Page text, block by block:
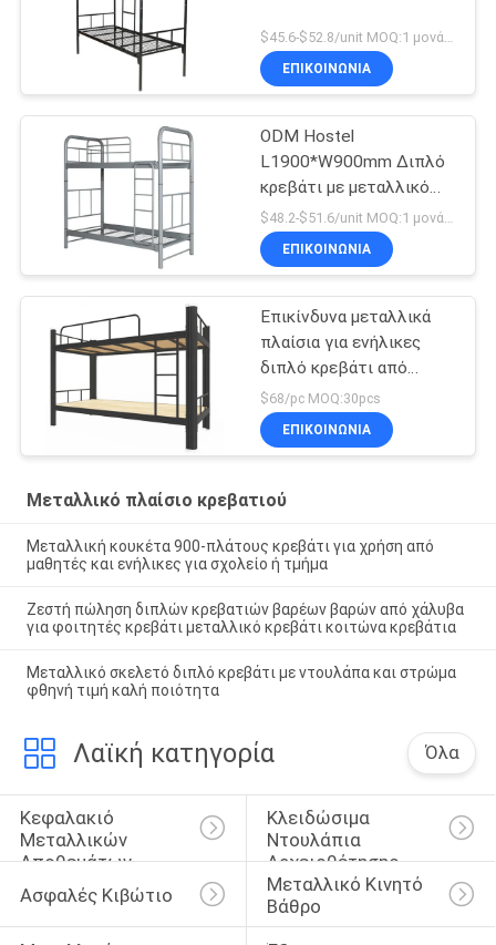
$45.6-$52.8/unit MOQ:1 μονάδα
ΕΠΙΚΟΙΝΩΝΊΑ
ODM Hostel
L1900*W900mm Διπλό
κρεβάτι με μεταλλικό
πλαίσιο
ΕΠΙΚΟΙΝΩΝΊΑ
Επικίνδυνα μεταλλικά
πλαίσια για ενήλικες
διπλό κρεβάτι από
χάλυβα
$68/pc MOQ:30pcs
ΕΠΙΚΟΙΝΩΝΊΑ
Μεταλλικό πλαίσιο κρεβατιού
Μεταλλική κουκέτα 900-πλάτους κρεβάτι για χρήση από
μαθητές και ενήλικες για σχολείο ή τμήμα
Ζεστή πώληση διπλών κρεβατιών βαρέων βαρών από χάλυβα
για φοιτητές κρεβάτι μεταλλικό κρεβάτι κοιτώνα κρεβάτια
Μεταλλικό σκελετό διπλό κρεβάτι με ντουλάπα και στρώμα
φθηνή τιμή καλή ποιότητα
Λαϊκή κατηγορία Όλα
Κεφαλακιό
Μεταλλικών
Αποθεμάτων
Κλειδώσιμα
Ντουλάπια
Αρχειοθέτησης
Ασφαλές Κιβώτιο
Μεταλλικό Κινητό
Βάθρο